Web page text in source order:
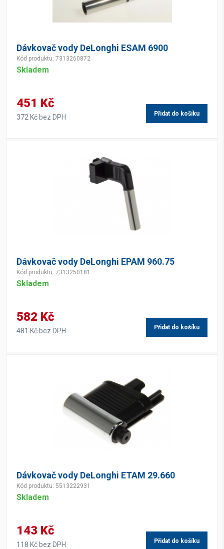
Dávkovač vody DeLonghi ESAM 6900
Kód produktu: 7313260872
Skladem
451 Kč
372 Kč bez DPH Přidat do košíku
Dávkovač vody DeLonghi EPAM 960.75
Kód produktu: 7313250181
Skladem
582 Kč
481 Kč bez DPH Přidat do košíku
Dávkovač vody DeLonghi ETAM 29.660
Kód produktu: 5513222931
Skladem
143 Kč
118 Kč bez DPH Přidat do košíku